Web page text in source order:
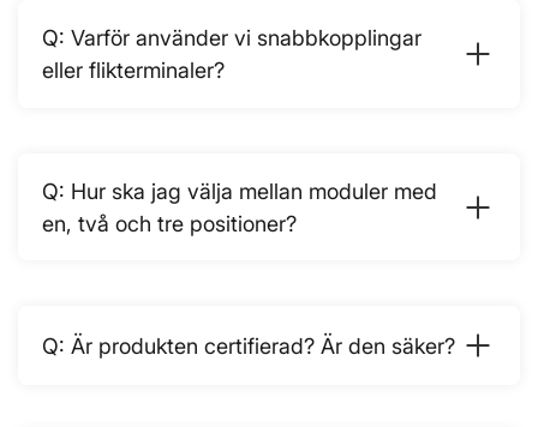
Varför använder vi snabbkopplingar
eller flikterminaler?
Hur ska jag välja mellan moduler med
en, två och tre positioner?
Är produkten certifierad? Är den säker?